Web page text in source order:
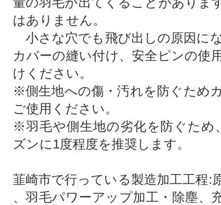
はありません。
小さな穴でも飛び出しの原因に
カバーの縫い付け、安全ピンの使
けください。
※側生地への傷・汚れを防ぐため
ご使用ください。
※羽毛や側生地の劣化を防ぐため
ズンに1度程度を推奨します。
韮崎市で行っている製造加工工程:
、羽毛パワーアップ加工・除塵、